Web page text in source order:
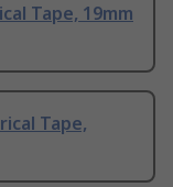
Tape, 19mm
Tape,